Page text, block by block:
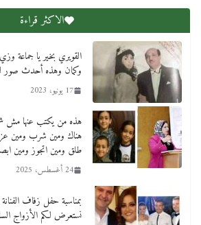
الاكثر قراءة
القويري بخير يا جماعة
وكمان وهذه أحدث صور
17 يونيو، 2023
هذه من يكتب عنها مش
هناك ومين شرب ومين
طلق ومين اتجوز ومين
24 أغسطس، 2025
بمناسبة حفل زفاف
نستعرض لكم الأزواج